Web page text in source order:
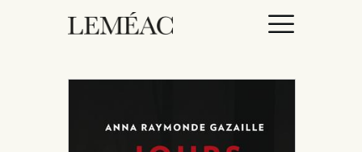
ACCUEIL